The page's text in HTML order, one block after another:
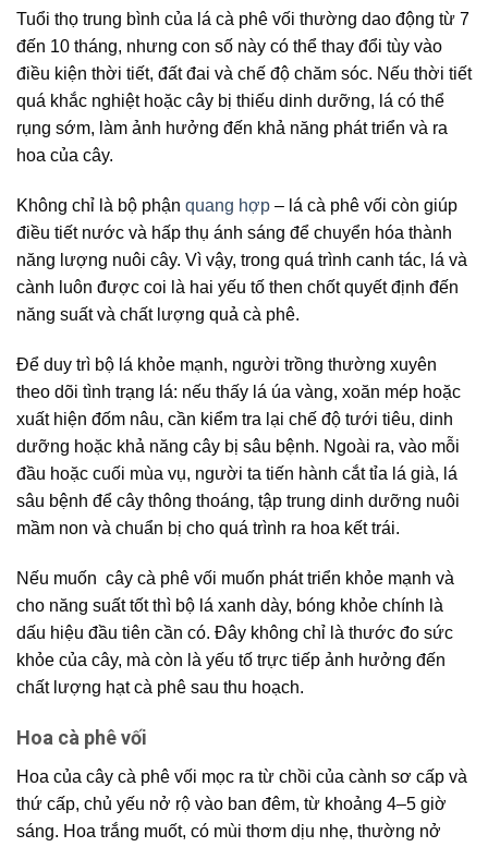
Tuổi thọ trung bình của lá cà phê vối thường dao động từ 7
đến 10 tháng, nhưng con số này có thể thay đổi tùy vào
điều kiện thời tiết, đất đai và chế độ chăm sóc. Nếu thời tiết
quá khắc nghiệt hoặc cây bị thiếu dinh dưỡng, lá có thể
rụng sớm, làm ảnh hưởng đến khả năng phát triển và ra
hoa của cây.
Không chỉ là bộ phận quang hợp – lá cà phê vối còn giúp
điều tiết nước và hấp thụ ánh sáng để chuyển hóa thành
năng lượng nuôi cây. Vì vậy, trong quá trình canh tác, lá và
cành luôn được coi là hai yếu tố then chốt quyết định đến
năng suất và chất lượng quả cà phê.
Để duy trì bộ lá khỏe mạnh, người trồng thường xuyên
theo dõi tình trạng lá: nếu thấy lá úa vàng, xoăn mép hoặc
xuất hiện đốm nâu, cần kiểm tra lại chế độ tưới tiêu, dinh
dưỡng hoặc khả năng cây bị sâu bệnh. Ngoài ra, vào mỗi
đầu hoặc cuối mùa vụ, người ta tiến hành cắt tỉa lá già, lá
sâu bệnh để cây thông thoáng, tập trung dinh dưỡng nuôi
mầm non và chuẩn bị cho quá trình ra hoa kết trái.
Nếu muốn cây cà phê vối muốn phát triển khỏe mạnh và
cho năng suất tốt thì bộ lá xanh dày, bóng khỏe chính là
dấu hiệu đầu tiên cần có. Đây không chỉ là thước đo sức
khỏe của cây, mà còn là yếu tố trực tiếp ảnh hưởng đến
chất lượng hạt cà phê sau thu hoạch.
Hoa cà phê vối
Hoa của cây cà phê vối mọc ra từ chồi của cành sơ cấp và
thứ cấp, chủ yếu nở rộ vào ban đêm, từ khoảng 4–5 giờ
sáng. Hoa trắng muốt, có mùi thơm dịu nhẹ, thường nở